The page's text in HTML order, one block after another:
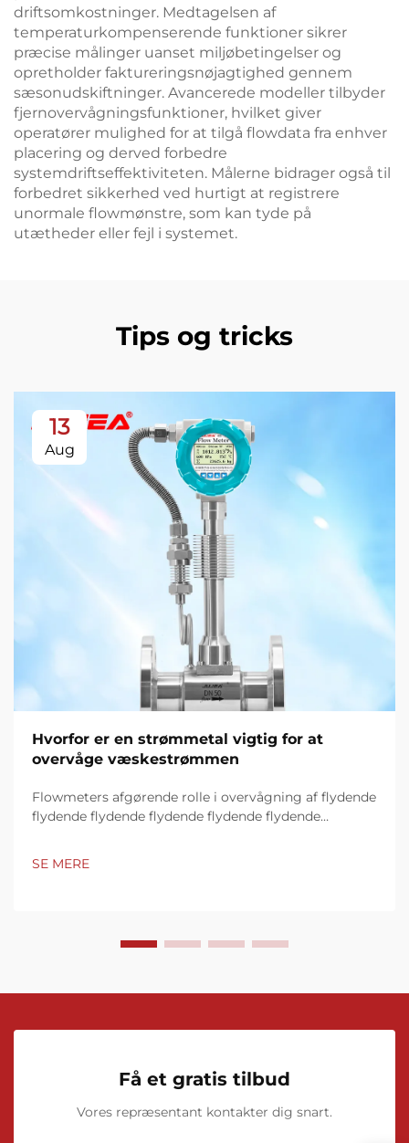
driftsomkostninger. Medtagelsen af
temperaturkompenserende funktioner sikrer
præcise målinger uanset miljøbetingelser og
opretholder faktureringsnøjagtighed gennem
sæsonudskiftninger. Avancerede modeller tilbyder
fjernovervågningsfunktioner, hvilket giver
operatører mulighed for at tilgå flowdata fra enhver
placering og derved forbedre
systemdriftseffektiviteten. Målerne bidrager også til
forbedret sikkerhed ved hurtigt at registrere
unormale flowmønstre, som kan tyde på
utætheder eller fejl i systemet.
Tips og tricks
13
Aug
Hvorfor er en strømmetal vigtig for at
overvåge væskestrømmen
Flowmeters afgørende rolle i overvågning af flydende
flydende flydende flydende flydende flydende
flydende flydende flydende flydende flydende
præcise, realtidsmålinger af strømningshastigheder
SE MERE
Få et gratis tilbud
Vores repræsentant kontakter dig snart.